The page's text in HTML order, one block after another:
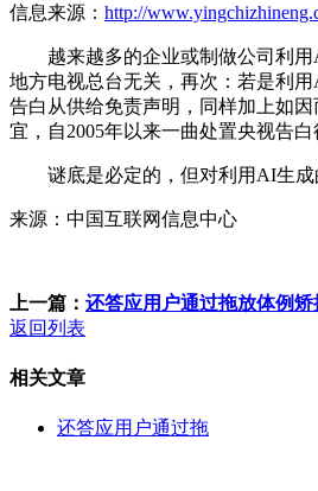
信息来源： http://
越来越多的企业或制做公司利用AI
地方电视总台无关，再次：若是利
告白从供给免责声明，同样加上如
宜，自2005年以来一曲处置央视告白
谜底是必定的，但对利用AI生成
来源：中国互联网信息中心
上一篇： 还答应用户通过拖放体例
返回列表
相关文章
还答应用户通过拖